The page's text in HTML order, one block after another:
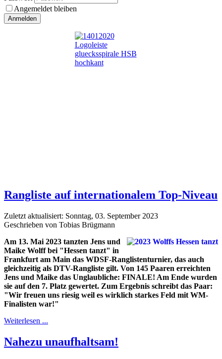
Angemeldet bleiben
Rangliste auf internationalem Top-Niveau
Zuletzt aktualisiert: Sonntag, 03. September 2023
Geschrieben von Tobias Brügmann
Am 13. Mai 2023 tanzten Jens und
Maike Wolff bei "Hessen tanzt" in
Frankfurt am Main das WDSF-Ranglistenturnier, das auch
gleichzeitig als DTV-Rangliste gilt. Von 145 Paaren erreichten
Jens und Maike das Unglaubliche: FINALE! Am Ende wurden
sie auf den 7. Platz gewertet. Zum Ergebnis schreibt das Paar:
"Wir freuen uns riesig weil es wirklich starkes Feld mit WM-
Finalisten war!"
Weiterlesen ...
Nahezu unaufhaltsam!